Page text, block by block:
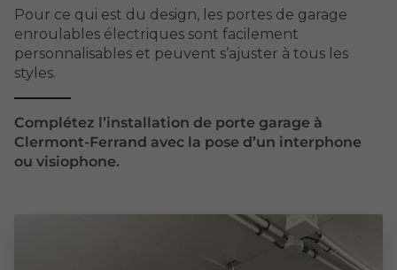
Pour ce qui est du design, les portes de garage
enroulables électriques sont facilement
personnalisables et peuvent s’ajuster à tous les
styles.
Complétez l’installation de porte garage à
Clermont-Ferrand avec la pose d’un interphone
ou visiophone.